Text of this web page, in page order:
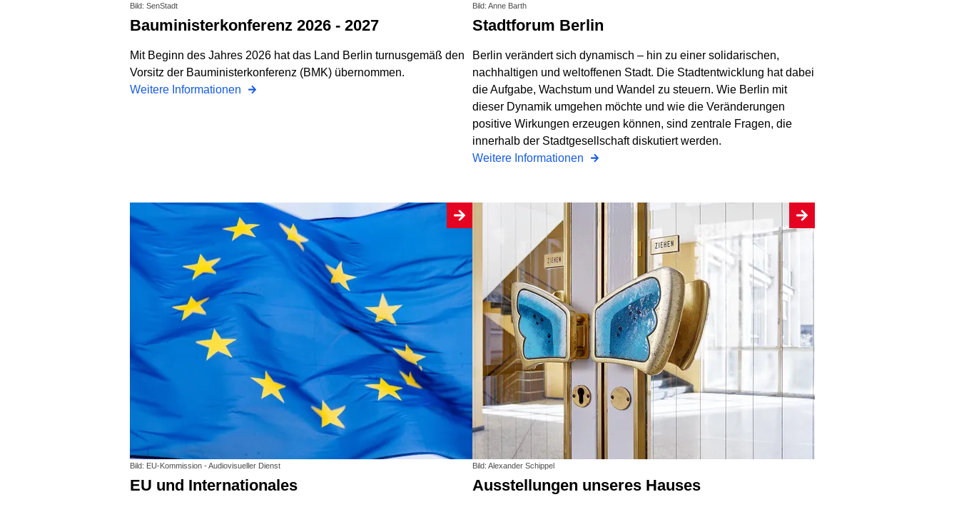
Bild: SenStadt
Bauministerkonferenz 2026 - 2027
Mit Beginn des Jahres 2026 hat das Land Berlin turnusgemäß den
Vorsitz der Bauministerkonferenz (BMK) übernommen.
Weitere Informationen
Bild: Anne Barth
Stadtforum Berlin
Berlin verändert sich dynamisch – hin zu einer solidarischen,
nachhaltigen und weltoffenen Stadt. Die Stadtentwicklung hat dabei
die Aufgabe, Wachstum und Wandel zu steuern. Wie Berlin mit
dieser Dynamik umgehen möchte und wie die Veränderungen
positive Wirkungen erzeugen können, sind zentrale Fragen, die
innerhalb der Stadtgesellschaft diskutiert werden.
Weitere Informationen
Bild: EU-Kommission - Audiovisueller Dienst
EU und Internationales
Bild: Alexander Schippel
Ausstellungen unseres Hauses